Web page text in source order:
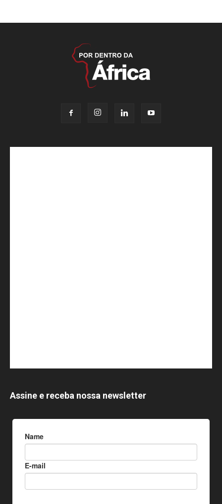
Assine e receba nossa newsletter